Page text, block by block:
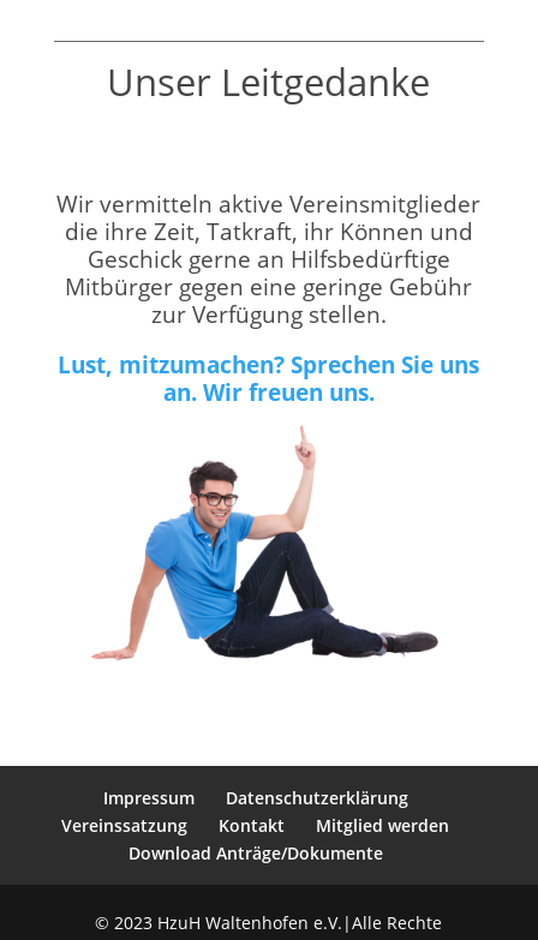
Unser Leitgedanke
Wir vermitteln aktive Vereinsmitglieder
die ihre Zeit, Tatkraft, ihr Können und
Geschick gerne an Hilfsbedürftige
Mitbürger gegen eine geringe Gebühr
zur Verfügung stellen.
Lust, mitzumachen? Sprechen Sie uns
an. Wir freuen uns.
Impressum
Datenschutzerklärung
Vereinssatzung
Kontakt
Mitglied werden
Download Anträge/Dokumente
© 2023 HzuH Waltenhofen e.V.|Alle Rechte